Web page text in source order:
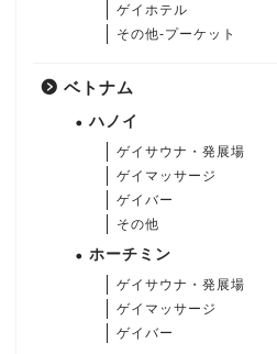
ゲイホテル
その他-プーケット
ベトナム
ハノイ
ゲイサウナ・発展場
ゲイマッサージ
ゲイバー
その他
ホーチミン
ゲイサウナ・発展場
ゲイマッサージ
ゲイバー